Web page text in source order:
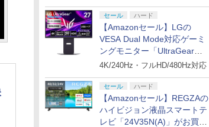
Showcase 2026」まとめ
セール ハード
【Amazonセール】LGの
VESA Dual Mode対応ゲーミ
ングモニター「UltraGear
27G850A-B」がお買い得！
4K/240Hz・フルHD/480Hz対応
セール ハード
【Amazonセール】REGZAの
ハイビジョン液晶スマートテ
レビ「24V35N(A)」がお買い